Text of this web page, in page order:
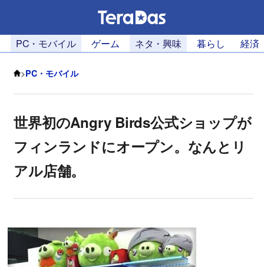
PC・モバイル ゲーム ネタ・興味 暮らし 経済
>PC・モバイル
世界初のAngry Birds公式ショップが
フィンランドにオープン。なんとリ
アル店舗。